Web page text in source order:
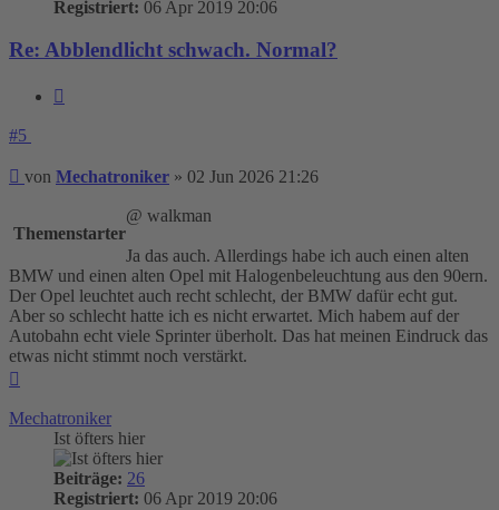
Registriert: 06 Apr 2019 20:06
Re: Abblendlicht schwach. Normal?
#5
Beitrag
von Mechatroniker » 02 Jun 2026 21:26
Themenstarter
@ walkman
Ja das auch. Allerdings habe ich auch einen alten
BMW und einen alten Opel mit Halogenbeleuchtung aus den 90ern.
Der Opel leuchtet auch recht schlecht, der BMW dafür echt gut.
Aber so schlecht hatte ich es nicht erwartet. Mich habem auf der
Autobahn echt viele Sprinter überholt. Das hat meinen Eindruck das
etwas nicht stimmt noch verstärkt.
Mechatroniker
Ist öfters hier
Beiträge: 26
Registriert: 06 Apr 2019 20:06